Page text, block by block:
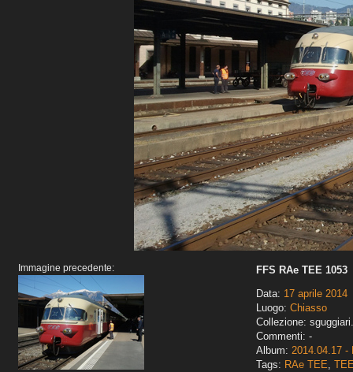
Immagine precedente:
FFS RAe TEE 1053
Data: 17 aprile 2014
Luogo: Chiasso
Collezione:
Commenti: -
Album: 2014.04.17 -
Tags: RAe TEE,